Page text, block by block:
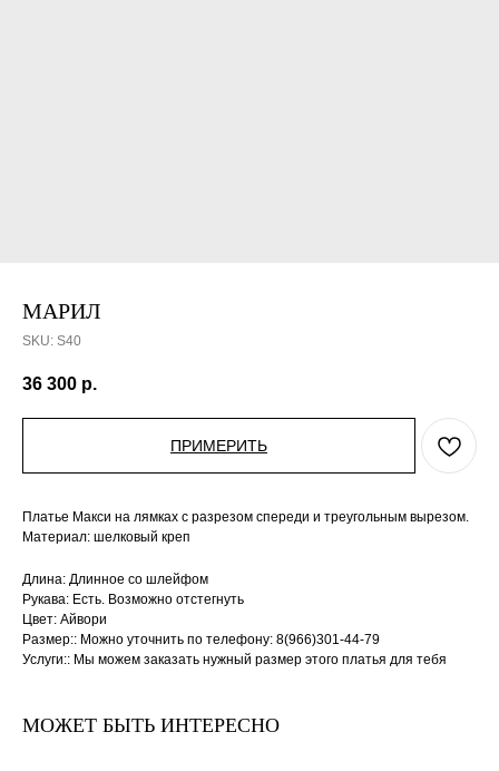
МАРИЛ
SKU: S40
36 300 р.
ПРИМЕРИТЬ
Платье Макси на лямках с разрезом спереди и треугольным вырезом.
Материал: шелковый креп
Длина: Длинное со шлейфом
Рукава: Есть. Возможно отстегнуть
Цвет: Айвори
Размер:: Можно уточнить по телефону: 8(966)301-44-79
Услуги:: Мы можем заказать нужный размер этого платья для тебя
МОЖЕТ БЫТЬ ИНТЕРЕСНО